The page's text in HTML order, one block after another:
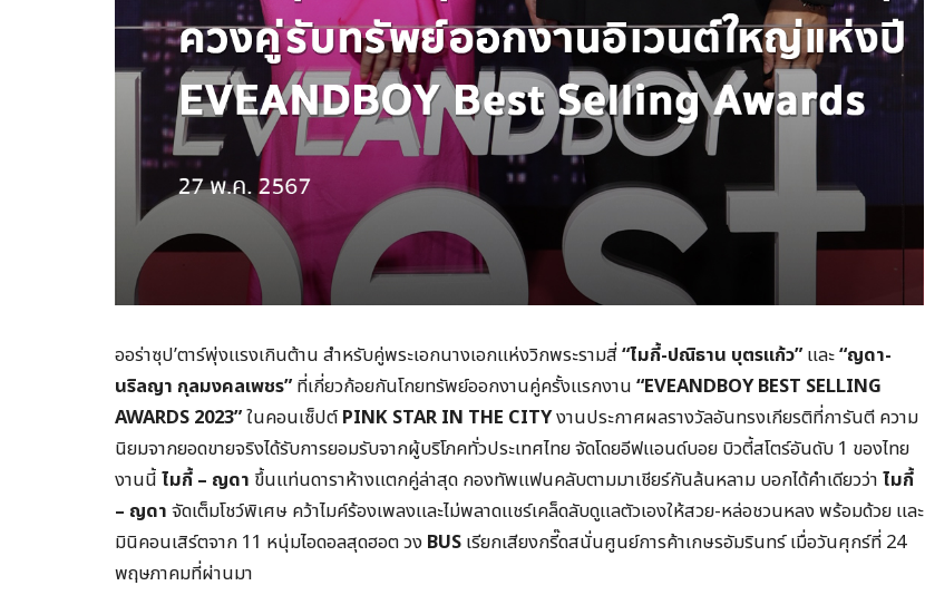
ออร่าซุป’ตาร์พุ่งแรงเกินต้าน สำหรับคู่พระเอกนางเอกแห่งวิกพระรามสี่“ไมกี้-ปณิธาน บุตรแก้ว” และ“ญดา-
นริลญา กุลมงคลเพชร” ที่เกี่ยวก้อยกันโกยทรัพย์ออกงานคู่ครั้งแรกงาน “EVEANDBOY BEST SELLING
AWARDS 2023”ในคอนเซ็ปต์ PINK STAR IN THE CITYงานประกาศผลรางวัลอันทรงเกียรติที่การันตี ความ
นิยมจากยอดขายจริงได้รับการยอมรับจากผู้บริโภคทั่วประเทศไทย จัดโดยอีฟแอนด์บอย บิวตี้สโตร์อันดับ 1 ของไทย
งานนี้ ไมกี้ – ญดา ขึ้นแท่นดาราห้างแตกคู่ล่าสุด กองทัพแฟนคลับตามมาเชียร์กันล้นหลาม บอกได้คำเดียวว่า ไมกี้
– ญดา จัดเต็มโชว์พิเศษ คว้าไมค์ร้องเพลงและไม่พลาดแชร์เคล็ดลับดูแลตัวเองให้สวย-หล่อชวนหลง พร้อมด้วย และ
มินิคอนเสิร์ตจาก 11 หนุ่มไอดอลสุดฮอต วง BUS เรียกเสียงกรี๊ดสนั่นศูนย์การค้าเกษรอัมรินทร์ เมื่อวันศุกร์ที่ 24
พฤษภาคมที่ผ่านมา